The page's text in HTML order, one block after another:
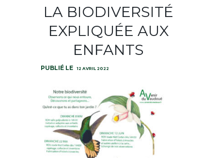
LA BIODIVERSITÉ
EXPLIQUÉE AUX
ENFANTS
12 AVRIL 2022